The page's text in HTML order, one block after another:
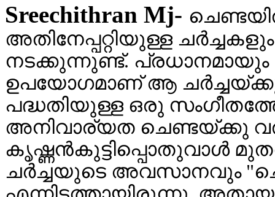
Sreechithran Mj-
അതിനേപ്പറ്റിയുള്ള
നടക്കുന്നുണ്ട്.
ഉപയോഗമാണ് ആ
പദ്ധതിയുള്ള ഒരു
അനിവാര്യത ചെണ്ടയ്ക്കു
കൃഷ്ണൻകുട്ടിപ്പൊതുവാൾ
ചർച്ചയുടെ അവസാനവും